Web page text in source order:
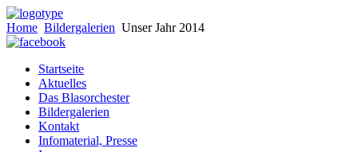
Home Bildergalerien Unser Jahr 2014
Startseite
Aktuelles
Das Blasorchester
Bildergalerien
Kontakt
Infomaterial, Presse